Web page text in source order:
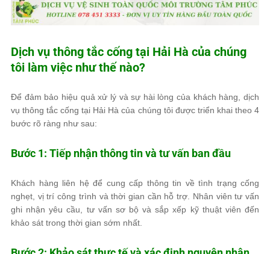
Dịch vụ thông tắc cống tại Hải Hà của chúng
tôi làm việc như thế nào?
Để đảm bảo hiệu quả xử lý và sự hài lòng của khách hàng, dịch
vụ thông tắc cống tại Hải Hà của chúng tôi được triển khai theo 4
bước rõ ràng như sau:
Bước 1: Tiếp nhận thông tin và tư vấn ban đầu
Khách hàng liên hệ để cung cấp thông tin về tình trạng cống
nghẹt, vị trí công trình và thời gian cần hỗ trợ. Nhân viên tư vấn
ghi nhận yêu cầu, tư vấn sơ bộ và sắp xếp kỹ thuật viên đến
khảo sát trong thời gian sớm nhất.